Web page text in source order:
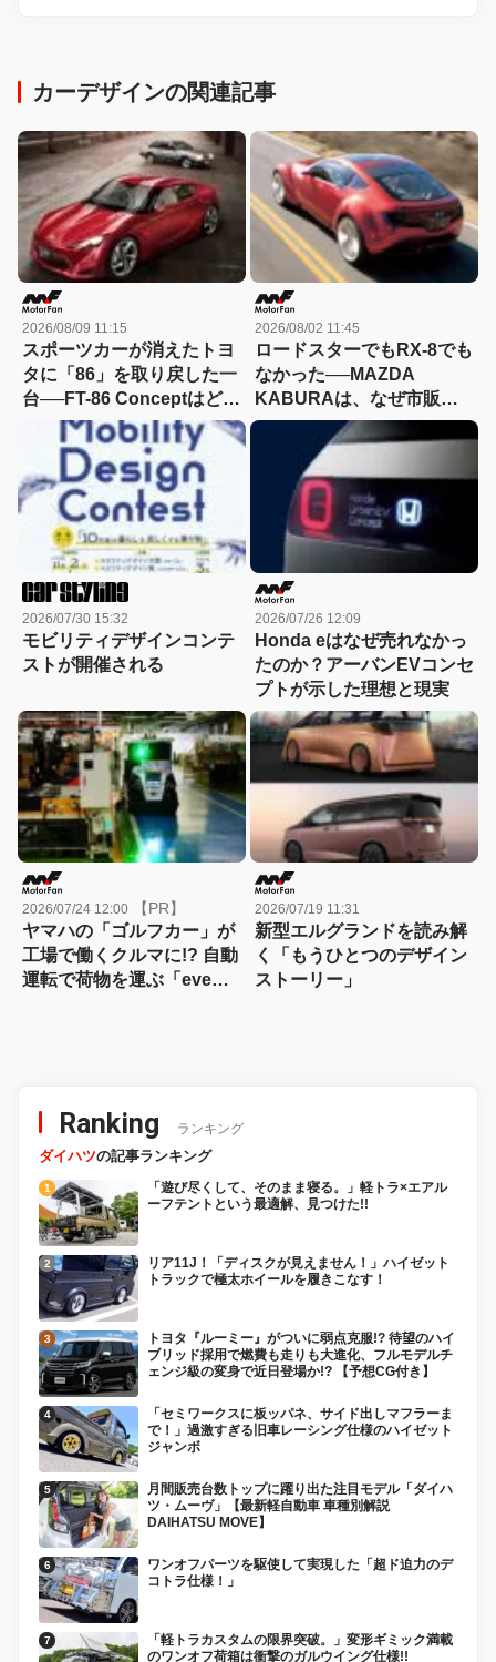
カーデザインの関連記事
2026/08/09 11:15
スポーツカーが消えたトヨ
タに「86」を取り戻した一
台──FT-86 Conceptはどう
なった？
2026/08/02 11:45
ロードスターでもRX-8でも
なかった──MAZDA
KABURAは、なぜ市販さ
れなかったのか？
2026/07/30 15:32
モビリティデザインコンテ
ストが開催される
2026/07/26 12:09
Honda eはなぜ売れなかっ
たのか？アーバンEVコンセ
プトが示した理想と現実
2026/07/24 12:00 【PR】
ヤマハの「ゴルフカー」が
工場で働くクルマに!? 自動
運転で荷物を運ぶ「eve
2026/07/19 11:31
新型エルグランドを読み解
く「もうひとつのデザイン
ストーリー」
Ranking ランキング
ダイハツの記事ランキング
「遊び尽くして、そのまま寝る。」軽トラ×エアル
ーフテントという最適解、見つけた!!
リア11J！「ディスクが見えません！」ハイゼット
トラックで極太ホイールを履きこなす！
トヨタ『ルーミー』がついに弱点克服!? 待望のハイ
ブリッド採用で燃費も走りも大進化、フルモデルチ
ェンジ級の変身で近日登場か!? 【予想CG付き】
「セミワークスに板ッパネ、サイド出しマフラーま
で！」過激すぎる旧車レーシング仕様のハイゼット
ジャンボ
月間販売台数トップに躍り出た注目モデル「ダイハ
ツ・ムーヴ」【最新軽自動車 車種別解説
DAIHATSU MOVE】
ワンオフパーツを駆使して実現した「超ド迫力のデ
コトラ仕様！」
「軽トラカスタムの限界突破。」変形ギミック満載
のワンオフ荷箱は衝撃のガルウイング仕様!!